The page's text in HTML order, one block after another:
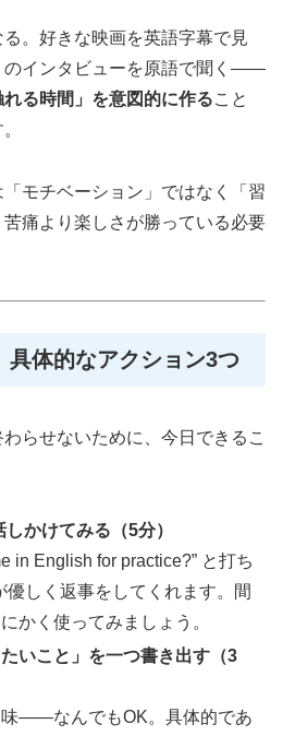
。好きな映画を英語字幕で見
のインタビューを原語で聞く——
れる時間」を意図的に作ること
モチベーション」ではなく「習
痛より楽しさが勝っている必要
具体的なアクション3つ
わらせないために、今日できるこ
かけてみる（5分）
in English for practice?” と打ち
優しく返事をしてくれます。間
かく使ってみましょう。
たいこと」を一つ書き出す（3
味——なんでもOK。具体的であ